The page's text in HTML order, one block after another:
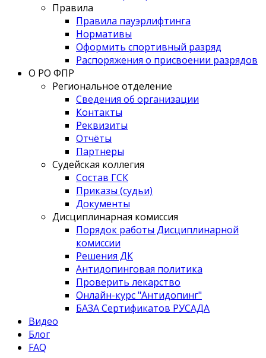
Правила
Правила пауэрлифтинга
Нормативы
Оформить спортивный разряд
Распоряжения о присвоении разрядов
О РО ФПР
Региональное отделение
Сведения об организации
Контакты
Реквизиты
Отчёты
Партнеры
Судейская коллегия
Состав ГСК
Приказы (судьи)
Документы
Дисциплинарная комиссия
Порядок работы Дисциплинарной
комиссии
Решения ДК
Антидопинговая политика
Проверить лекарство
Онлайн-курс "Антидопинг"
БАЗА Сертификатов РУСАДА
Видео
Блог
FAQ